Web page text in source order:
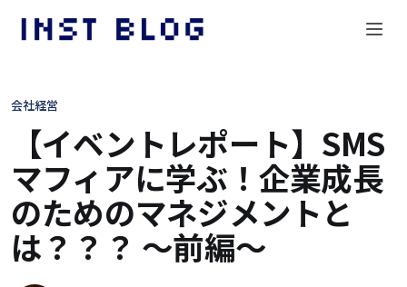
会社経営
【イベントレポート】SMS
マフィアに学ぶ！企業成長
のためのマネジメントと
は？？？ 〜前編〜